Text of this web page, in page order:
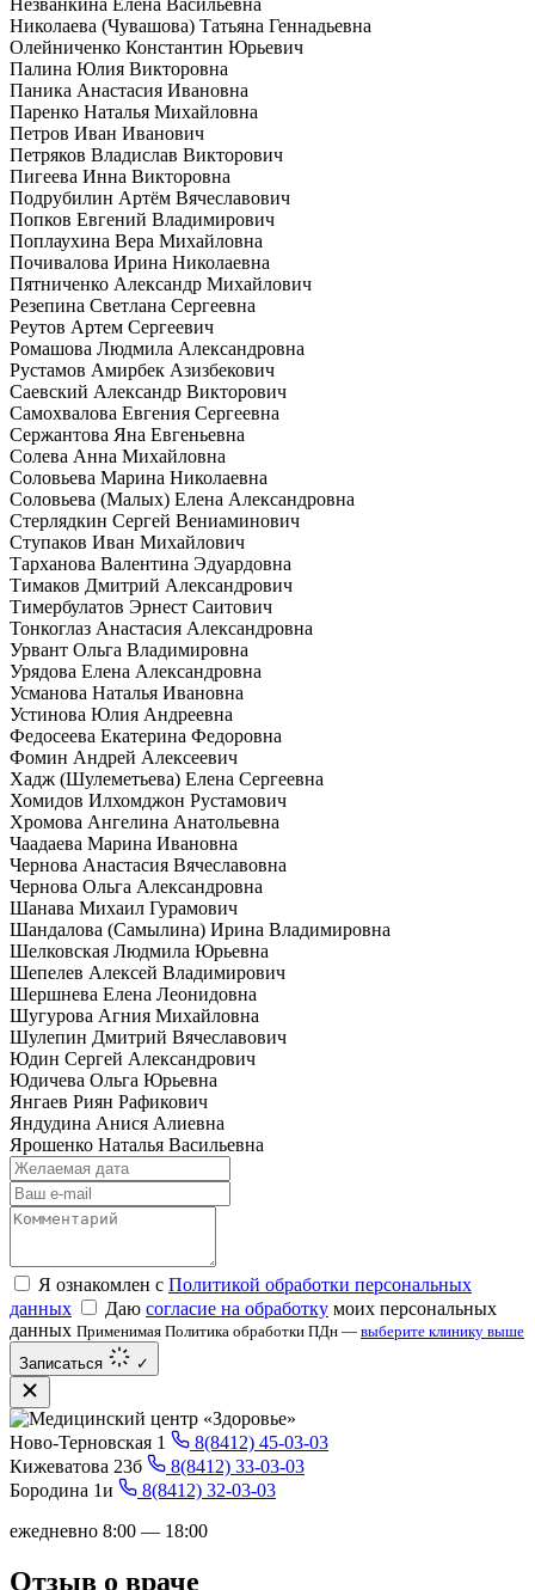
Николаева (Чувашова) Татьяна Геннадьевна
Олейниченко Константин Юрьевич
Палина Юлия Викторовна
Паника Анастасия Ивановна
Паренко Наталья Михайловна
Петров Иван Иванович
Петряков Владислав Викторович
Пигеева Инна Викторовна
Подрубилин Артём Вячеславович
Попков Евгений Владимирович
Поплаухина Вера Михайловна
Почивалова Ирина Николаевна
Пятниченко Александр Михайлович
Резепина Светлана Сергеевна
Реутов Артем Сергеевич
Ромашова Людмила Александровна
Рустамов Амирбек Азизбекович
Саевский Александр Викторович
Самохвалова Евгения Сергеевна
Сержантова Яна Евгеньевна
Солева Анна Михайловна
Соловьева Марина Николаевна
Соловьева (Малых) Елена Александровна
Стерлядкин Сергей Вениаминович
Ступаков Иван Михайлович
Тарханова Валентина Эдуардовна
Тимаков Дмитрий Александрович
Тимербулатов Эрнест Саитович
Тонкоглаз Анастасия Александровна
Урвант Ольга Владимировна
Урядова Елена Александровна
Усманова Наталья Ивановна
Устинова Юлия Андреевна
Федосеева Екатерина Федоровна
Фомин Андрей Алексеевич
Хадж (Шулеметьева) Елена Сергеевна
Хомидов Илхомджон Рустамович
Хромова Ангелина Анатольевна
Чаадаева Марина Ивановна
Чернова Анастасия Вячеславовна
Чернова Ольга Александровна
Шанава Михаил Гурамович
Шандалова (Самылина) Ирина Владимировна
Шелковская Людмила Юрьевна
Шепелев Алексей Владимирович
Шершнева Елена Леонидовна
Шугурова Агния Михайловна
Шулепин Дмитрий Вячеславович
Юдин Сергей Александрович
Юдичева Ольга Юрьевна
Янгаев Риян Рафикович
Яндудина Анися Алиевна
Ярошенко Наталья Васильевна
Я ознакомлен с Политикой обработки персональных
данных
Даю согласие на обработку моих персональных
данных Применимая Политика обработки ПДн — выберите клинику выше
Записаться
✓
Ново-Терновская 1
8(8412) 45-03-03
Кижеватова 23б
8(8412) 33-03-03
Бородина 1и
8(8412) 32-03-03
ежедневно 8:00 — 18:00
Отзыв о враче